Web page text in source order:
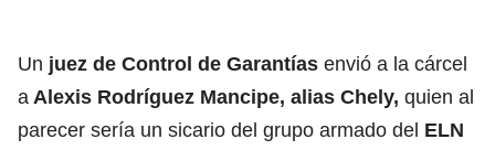
Un juez de Control de Garantías envió a la cárcel
a Alexis Rodríguez Mancipe, alias Chely, quien al
parecer sería un sicario del grupo armado del ELN